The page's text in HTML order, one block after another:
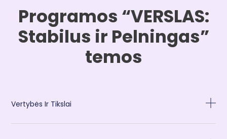
Programos “VERSLAS:
Stabilus ir Pelningas”
temos
Vertybės Ir Tikslai